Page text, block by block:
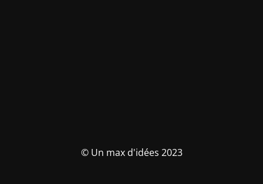
© Un max d'idées 2023